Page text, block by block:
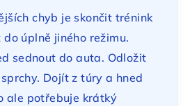
chyb je skončit trénink
úplně jiného režimu.
sednout do auta. Odložit
Dojít z túry a hned
ale potřebuje krátký